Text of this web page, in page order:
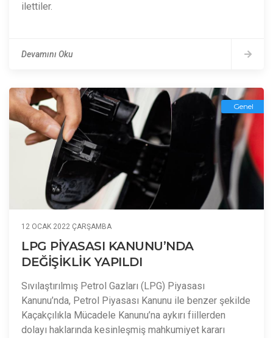
ilettiler.
Devamını Oku
Genel
12 OCAK 2022 ÇARŞAMBA
LPG PİYASASI KANUNU’NDA
DEĞİŞİKLİK YAPILDI
Sıvılaştırılmış Petrol Gazları (LPG) Piyasası
Kanunu’nda, Petrol Piyasası Kanunu ile benzer şekilde
Kaçakçılıkla Mücadele Kanunu’na aykırı fiillerden
dolayı haklarında kesinleşmiş mahkumiyet kararı